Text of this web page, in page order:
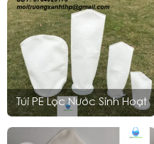
Túi PE Lọc Nước Sinh Hoạt